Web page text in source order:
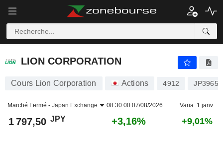
LION CORPORATION
LION CORPORATION
Cours Lion Corporation Actions 4912
Marché Fermé - Japan Exchange 08:30:00 07/08/2026 Varia. 1 janv.
1 797,50 JPY +3,16% +9,01%